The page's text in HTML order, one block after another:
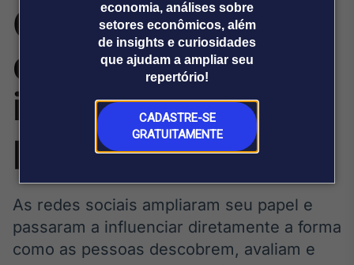
economia, análises sobre
setores econômicos, além
de insights e curiosidades
que ajudam a ampliar seu
repertório!
CADASTRE-SE
GRATUITAMENTE
Plataformas
Broadcast
Broadcast+
O mercado
financeiro em
tempo real
Broadcast
Agro
Tudo sobre o
agronegócio
Sobre nós Releases Broadcast
Prêmio Broadcast
Analistas
Prêmio Broadcast
Empresas
Agências de
comunicação
Releases
Consumidores
desconfiam de
imagens geradas
por IA
As redes sociais ampliaram seu papel e
passaram a influenciar diretamente a forma
como as pessoas descobrem, avaliam e